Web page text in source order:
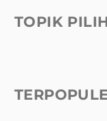
TOPIK